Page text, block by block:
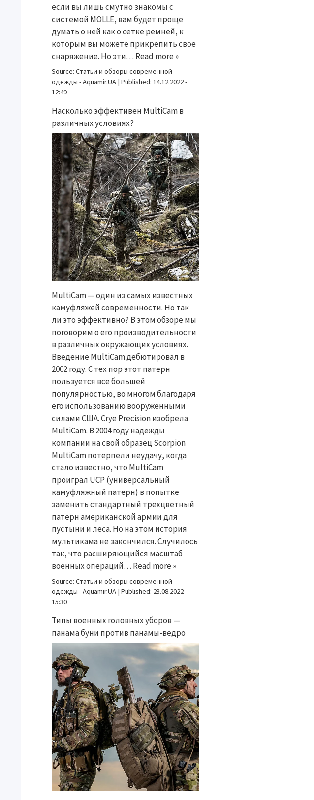
если вы лишь смутно знакомы с
системой MOLLE, вам будет проще
думать о ней как о сетке ремней, к
которым вы можете прикрепить свое
снаряжение. Но эти… Read more »
Source: Статьи и обзоры современной
одежды - Aquamir.UA | Published: 14.12.2022 -
12:49
Насколько эффективен MultiCam в
различных условиях?
MultiCam — один из самых известных
камуфляжей современности. Но так
ли это эффективно? В этом обзоре мы
поговорим о его производительности
в различных окружающих условиях.
Введение MultiCam дебютировал в
2002 году. С тех пор этот патерн
пользуется все большей
популярностью, во многом благодаря
его использованию вооруженными
силами США. Crye Precision изобрела
MultiCam. В 2004 году надежды
компании на свой образец Scorpion
MultiCam потерпели неудачу, когда
стало известно, что MultiCam
проиграл UCP (универсальный
камуфляжный патерн) в попытке
заменить стандартный трехцветный
патерн американской армии для
пустыни и леса. Но на этом история
мультикама не закончился. Случилось
так, что расширяющийся масштаб
военных операций… Read more »
Source: Статьи и обзоры современной
одежды - Aquamir.UA | Published: 23.08.2022 -
15:30
Типы военных головных уборов —
панама буни против панамы-ведро